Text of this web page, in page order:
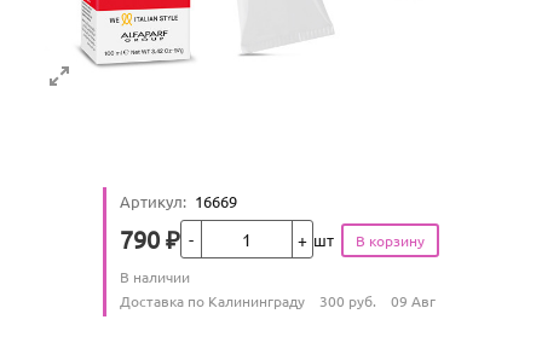
Артикул: 16669
Цена
790 ₽ шт
Количество
В наличии
Условия доставки
Доставка по Калининграду 300 руб. 09 Авг